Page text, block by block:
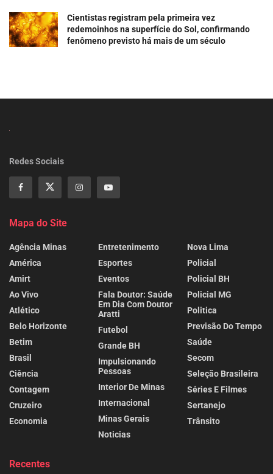
Cientistas registram pela primeira vez
redemoinhos na superfície do Sol, confirmando
fenômeno previsto há mais de um século
Redes Sociais
Mapa do Site
Agência Minas
América
Amirt
Ao Vivo
Atlético
Belo Horizonte
Betim
Brasil
Ciência
Contagem
Cruzeiro
Economia
Entretenimento
Esportes
Eventos
Fala Doutor: Saúde
Em Dia Com Doutor
Aratti
Futebol
Grande BH
Impulsionando
Pessoas
Interior De Minas
Internacional
Minas Gerais
Noticias
Nova Lima
Policial
Policial BH
Policial MG
Politica
Previsão Do Tempo
Saúde
Secom
Seleção Brasileira
Séries E Filmes
Sertanejo
Trânsito
Recentes